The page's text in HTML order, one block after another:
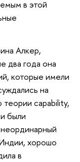
в этой
Алкер,
два года она
которые имели
на
capability,
были
хорошо
в